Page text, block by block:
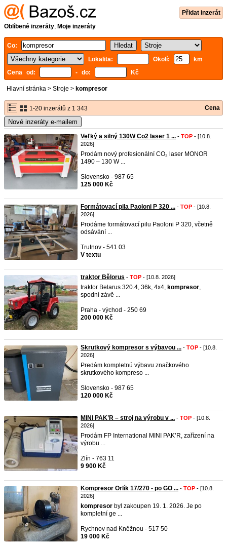
Přidat inzerát
Oblíbené inzeráty, Moje inzeráty
Co:
Lokalita:
Okolí:
km
Cena od:
- do: Kč
Hlavní stránka > Stroje > kompresor
1-20 inzerátů z 1 343 Cena
Nové inzeráty e-mailem
Veľký a silný 130W Co2 laser 1 ... - TOP - [10.8.
2026]
Prodám nový profesionální CO₂ laser MONOR
1490 – 130 W ...
Slovensko - 987 65
125 000 Kč
Formátovací pila Paoloni P 320 ... - TOP - [10.8.
2026]
Prodáme formátovací pilu Paoloni P 320, včetně
odsávání ...
Trutnov - 541 03
V textu
traktor Bělorus - TOP - [10.8. 2026]
traktor Belarus 320.4, 36k, 4x4, kompresor,
spodní závě ...
Praha - východ - 250 69
200 000 Kč
Skrutkový kompresor s výbavou ... - TOP - [10.8.
2026]
Predám kompletnú výbavu značkového
skrutkového kompreso ...
Slovensko - 987 65
120 000 Kč
MINI PAK’R – stroj na výrobu v ... - TOP - [10.8.
2026]
Prodám FP International MINI PAK’R, zařízení na
výrobu ...
Zlín - 763 11
9 900 Kč
Kompresor Orlík 17/270 - po GO ... - TOP - [10.8.
2026]
kompresor byl zakoupen 19. 1. 2026. Je po
kompletní ge ...
Rychnov nad Kněžnou - 517 50
19 000 Kč